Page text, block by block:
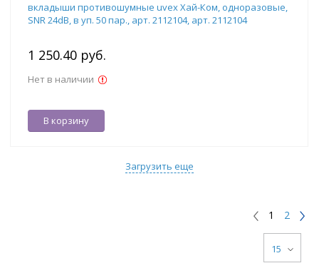
вкладыши противошумные uvex Хай-Ком, одноразовые,
SNR 24dB, в уп. 50 пар., арт. 2112104, арт. 2112104
1 250.40 руб.
Нет в наличии
В корзину
Загрузить еще
1 2
15